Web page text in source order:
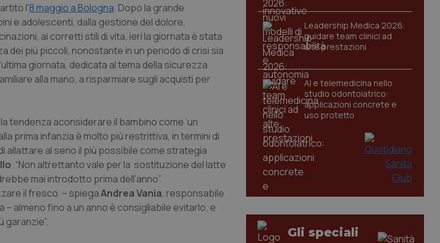
l’8 maggio a Bologna. Dopo la grande
e adolescenti, dalla gestione del dolore,
ai corretti stili di vita, ieri la giornata è stata
dei più piccoli, nonostante in un periodo di crisi sia
giornata, dedicata al tema della sicurezza
alla mano, a risparmiare sugli acquisti per
tendenza aconsiderare il bambino come ‘un
prima infanzia è molto più restrittiva, in termini di
allattare al seno il più possibile come strategia
. “Non altrettanto vale per la sostituzione del latte
mai introdotto prima dell’anno”.
il fresco – spiegaAndrea Vania, responsabile
– almeno fino a un anno è consigliabile evitarlo, e
garanzie”.
Leadership Medica 2026:
guidare team clinici ad
alte prestazioni
AI e telemedicina nello
studio odontoiatrico:
applicazioni concrete e
uso protetto
Gli speciali